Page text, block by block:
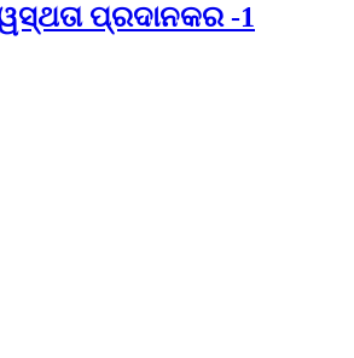
ପ୍ରଦାନକର -1